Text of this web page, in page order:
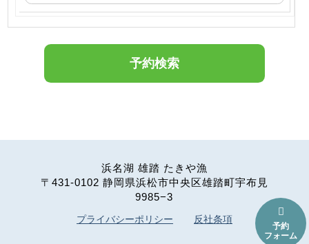

予約
フォーム
浜名湖 雄踏 たきや漁
〒431-0102 静岡県浜松市中央区雄踏町宇布見
9985−3
プライバシーポリシー 反社条項